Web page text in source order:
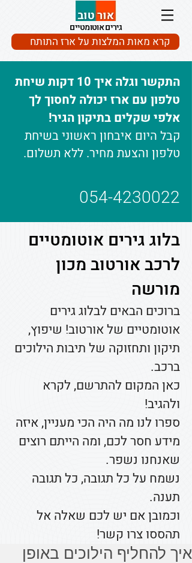
גירים אוטומטיים
קרא מאות המלצות על ארז התותח
התקשר וגלה איך 10 דקות שיחת
טלפון עם ארז יכולה לחסוך לך
אלפי שקלים בתיקון הגיר!
קבל היום איבחון ראשוני בשיחת
טלפון והצעת מחיר. ללא תשלום.
054-4230022
בלוג גירים אוטומטיים
לרכב אורטוב מכון
מורשה
ברוכים הבאים לבלוג גירים
אוטומטיים של אורטוב! שיפוץ,
תיקון ותחזוקה של תיבות הילוכים
ברכב.
כאן המקום להתרשם, לקרא
ולהגיב!
ספרו לנו מה היה הכי מעניין, איזה
מידע חסר לכם, ומה הייתם רוצים
שאנחנו נשפר.
נשמח על כל תגובה, כל תגובה
תענה.
וכמובן אם יש לכם שאלה אל
תהססו צרו קשר!
איך להחליף הילוכים באופן